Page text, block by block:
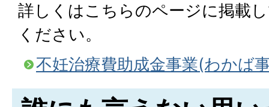
詳しくはこちらのページに掲載
ください。
不妊治療費助成金事業(わかば